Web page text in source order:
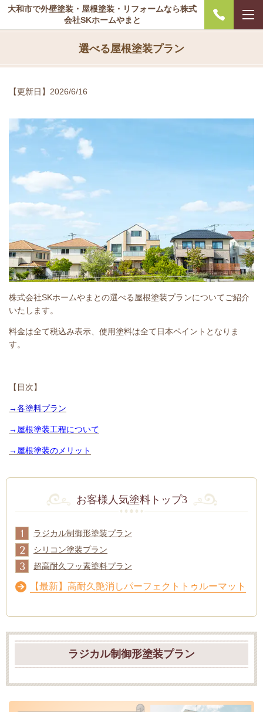
大和市で外壁塗装・屋根塗装・リフォームなら株式
会社SKホームやまと
選べる屋根塗装プラン
【更新日】2026/6/16
株式会社SKホームやまとの選べる屋根塗装プランについてご紹介
いたします。
料金は全て税込み表示、使用塗料は全て日本ペイントとなりま
す。
【目次】
→各塗料プラン
→屋根塗装工程について
→屋根塗装のメリット
お客様人気塗料トップ3
1 ラジカル制御形塗装プラン
2 シリコン塗装プラン
3 超高耐久フッ素塗料プラン
【最新】高耐久艶消しパーフェクトトゥルーマット
ラジカル制御形塗装プラン